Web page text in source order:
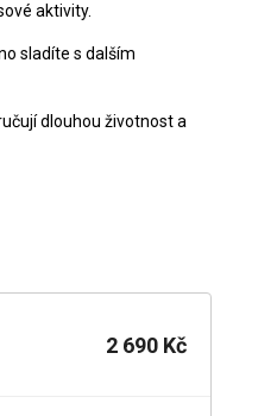
aktivity.
sladíte s dalším
dlouhou životnost a
2 690 Kč